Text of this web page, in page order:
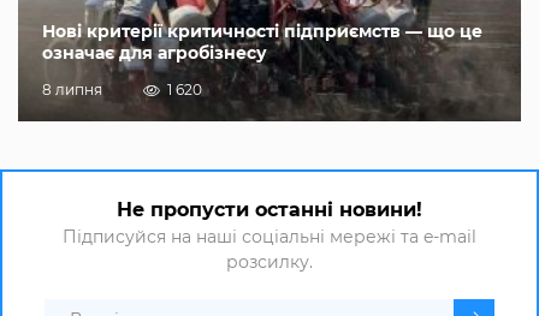
Нові критерії критичності підприємств — що це
означає для агробізнесу
8 липня 1 620
Не пропусти останні новини!
Підписуйся на наші соціальні мережі та e-mail
розсилку.